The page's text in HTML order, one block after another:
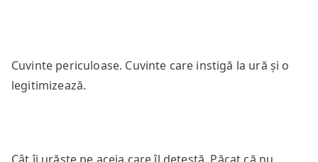
Cuvinte periculoase. Cuvinte care instigă la ură și o
legitimizează.